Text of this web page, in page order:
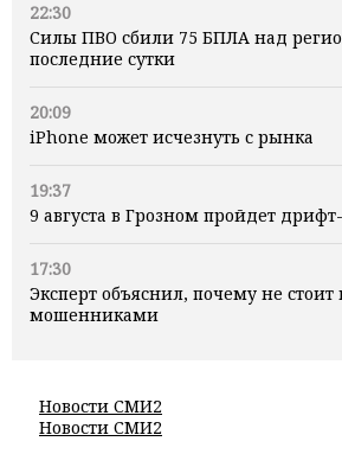
22:30
Силы ПВО сбили 75 БПЛА над
последние сутки
20:09
iPhone может исчезнуть с рынка
19:37
9 августа в Грозном пройдет
17:30
Эксперт объяснил, почему не
мошенниками
Новости СМИ2
Новости СМИ2